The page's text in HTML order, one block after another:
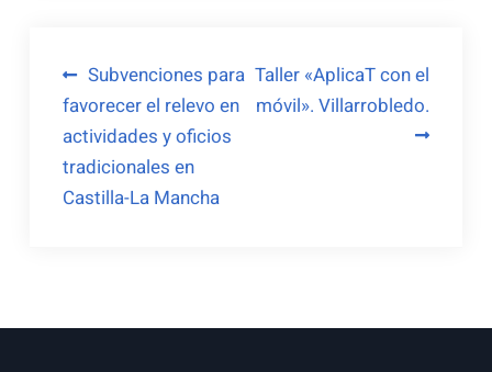
Navegación
de
entradas
Subvenciones para
favorecer el relevo en
actividades y oficios
tradicionales en
Castilla-La Mancha
Taller «AplicaT con el
móvil». Villarrobledo.